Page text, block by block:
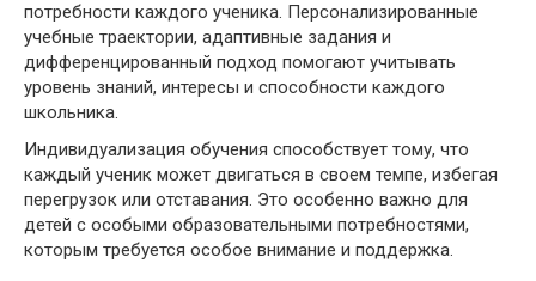
потребности каждого ученика. Персонализированные
учебные траектории, адаптивные задания и
дифференцированный подход помогают учитывать
уровень знаний, интересы и способности каждого
школьника.
Индивидуализация обучения способствует тому, что
каждый ученик может двигаться в своем темпе, избегая
перегрузок или отставания. Это особенно важно для
детей с особыми образовательными потребностями,
которым требуется особое внимание и поддержка.